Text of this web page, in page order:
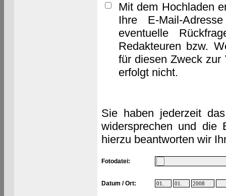
Mit dem Hochladen
Ihre E-Mail-
eventuelle
Redakteuren bzw.
für diesen Zweck zur
erfolgt nicht.
Sie haben jederzeit
widersprechen und die
hierzu beantworten wir
Fotodatei:
Datum / Ort: